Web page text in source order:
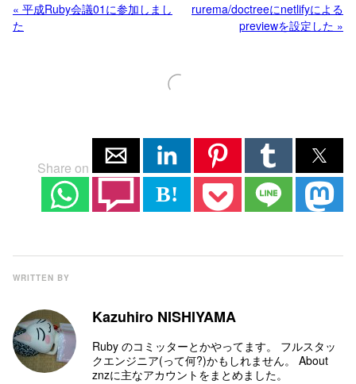
« 平成Ruby会議01に参加しまし
た
rurema/doctreeにnetlifyによる
previewを設定した »
Share on
B!
WRITTEN BY
Kazuhiro NISHIYAMA
Ruby のコミッターとかやってます。 フルスタッ
クエンジニア(って何?)かもしれません。 About
znzに主なアカウントをまとめました。